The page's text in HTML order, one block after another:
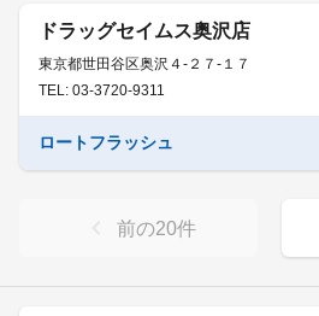
ドラッグセイムス奥沢店
東京都世田谷区奥沢４-２７-１７
TEL: 03-3720-9311
ロートフラッシュ
前の20件